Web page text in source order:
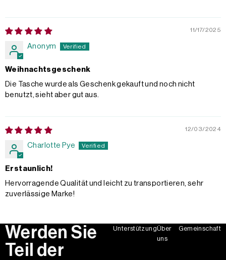
11/17/2025
Anonym
Weihnachtsgeschenk
Die Tasche wurde als Geschenk gekauft und noch nicht
benutzt, sieht aber gut aus.
12/03/2024
Charlotte Pye
Erstaunlich!
Hervorragende Qualität und leicht zu transportieren, sehr
zuverlässige Marke!
Werden Sie
Teil der
UnterstützungÜber
uns
Gemeinschaft